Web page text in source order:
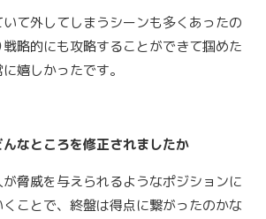
て外してしまうシーンも多くあったの
略的にも攻略することができて掴めた
嬉しかったです。
なところを修正されましたか
脅威を与えられるようなポジションに
ことで、終盤は得点に繋がったのかな